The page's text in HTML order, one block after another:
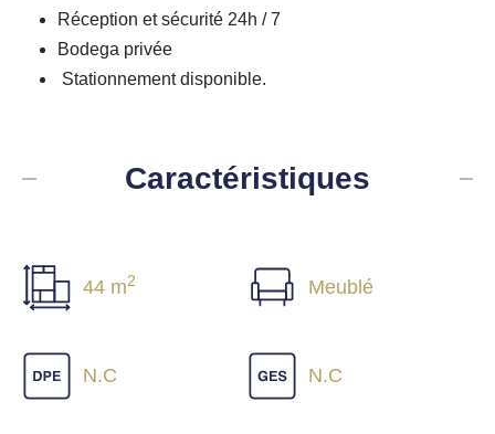
Réception et sécurité 24h / 7
Bodega privée
Stationnement disponible.
Caractéristiques
44 m2 Meublé
N.C N.C